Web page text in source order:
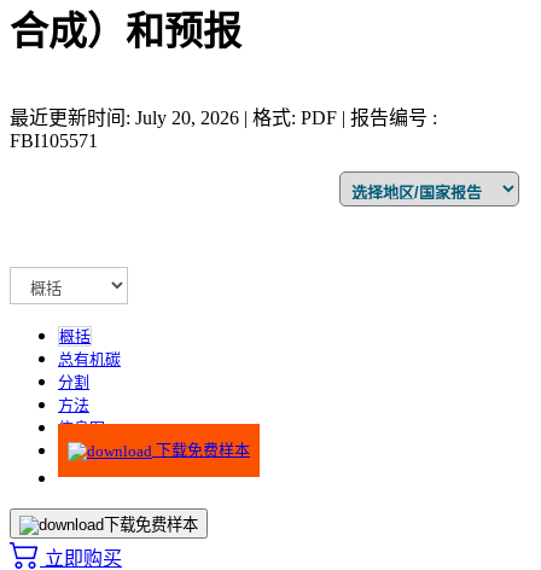
合成）和预报
最近更新时间: July 20, 2026 | 格式: PDF | 报告编号 :
FBI105571
概括
总有机碳
分割
方法
信息图
下载免费样本
下载免费样本
立即购买